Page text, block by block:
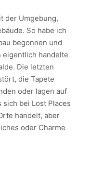
der Umgebung,
So habe ich
begonnen und
eigentlich handelte
Die letzten
die Tapete
oder lagen auf
sich bei Lost Places
handelt, aber
oder Charme